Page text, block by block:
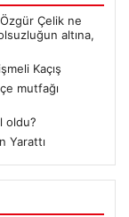
Çelik ne
altına,
Kaçış
mutfağı
oldu?
Yarattı